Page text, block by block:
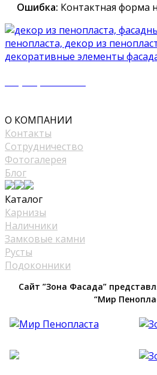
Ошибка: Контактная форма
О КОМПАНИИ
Контакты
Сотрудничество
Фотогалерея
Блог
Каталог
Карнизы
Наличники
Замковые камни
Русты
Подоконники
Сайт ”Зона Фасада”
“Мир